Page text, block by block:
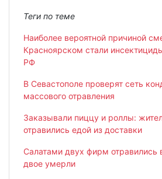
Теги по теме
Наиболее вероятной причиной
Красноярском стали
РФ
В Севастополе проверят сеть
массового отравления
Заказывали пиццу и роллы:
отравились едой из доставки
Салатами двух фирм отравились
двое умерли